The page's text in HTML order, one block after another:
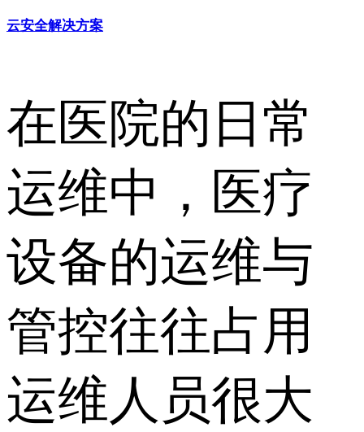
云安全解决方案
在医院的日常
运维中，医疗
设备的运维与
管控往往占用
运维人员很大